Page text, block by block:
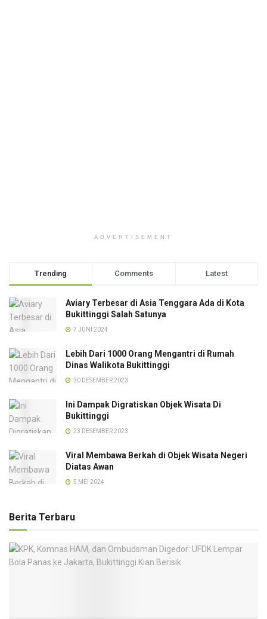
ADVERTISEMENT
Trending Comments Latest
Aviary Terbesar di Asia Tenggara Ada di Kota
Bukittinggi Salah Satunya
7 JUNI 2024
Lebih Dari 1000 Orang Mengantri di Rumah
Dinas Walikota Bukittinggi
30 DESEMBER 2023
Ini Dampak Digratiskan Objek Wisata Di
Bukittinggi
23 DESEMBER 2023
Viral Membawa Berkah di Objek Wisata Negeri
Diatas Awan
5 MEI 2024
Berita Terbaru